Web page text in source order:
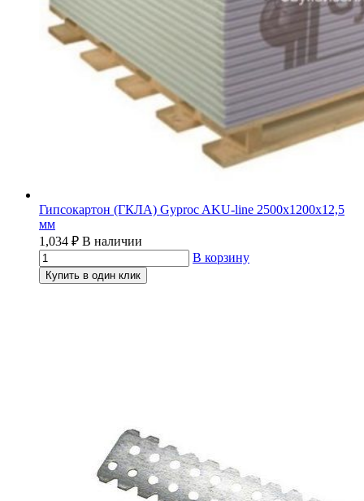
Гипсокартон (ГКЛА) Gyproc AKU-line 2500х1200х12,5
мм
1,034 ₽ В наличии
В корзину
Купить в один клик